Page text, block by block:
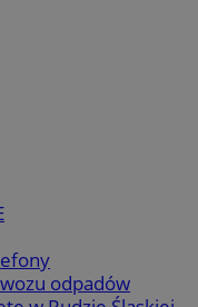
odpadów